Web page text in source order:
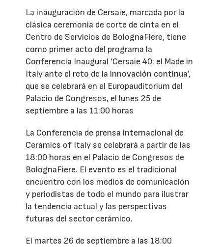
La inauguración de Cersaie, marcada por la
clásica ceremonia de corte de cinta en el
Centro de Servicios de BolognaFiere, tiene
como primer acto del programa la
Conferencia Inaugural ‘Cersaie 40: el Made in
Italy ante el reto de la innovación continua’,
que se celebrará en el Europauditorium del
Palacio de Congresos, el lunes 25 de
septiembre a las 11:00 horas
La Conferencia de prensa internacional de
Ceramics of Italy se celebrará a partir de las
18:00 horas en el Palacio de Congresos de
BolognaFiere. El evento es el tradicional
encuentro con los medios de comunicación
y periodistas de todo el mundo para ilustrar
la tendencia actual y las perspectivas
futuras del sector cerámico.
El martes 26 de septiembre a las 18:00